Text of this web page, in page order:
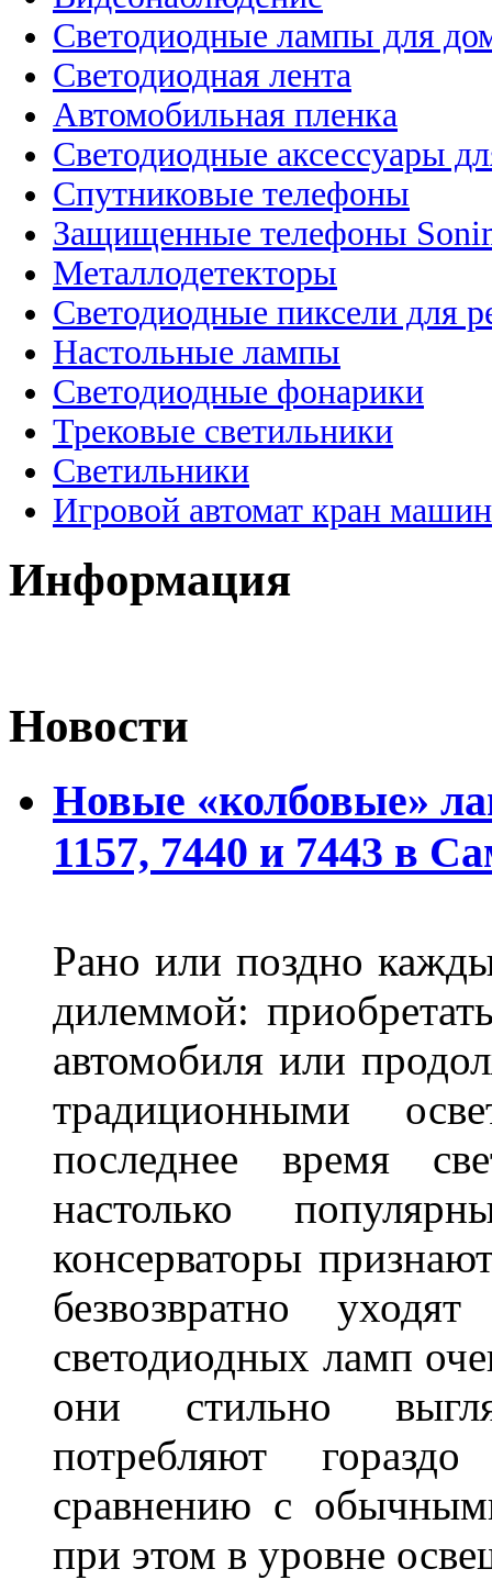
Светодиодные лампы для
Светодиодная лента
Автомобильная пленка
Светодиодные аксессуары
Спутниковые телефоны
Защищенные телефоны
Металлодетекторы
Светодиодные пиксели для
Настольные лампы
Светодиодные фонарики
Трековые светильники
Светильники
Игровой автомат кран
Информация
Новости
Новые «колбовые»
1157, 7440 и 7443 в
Рано или поздно
дилеммой:
автомобиля или
традиционными
последнее время
настолько
консерваторы
безвозвратно
светодиодных ламп
они стильно
потребляют
сравнению с
при этом в уровне